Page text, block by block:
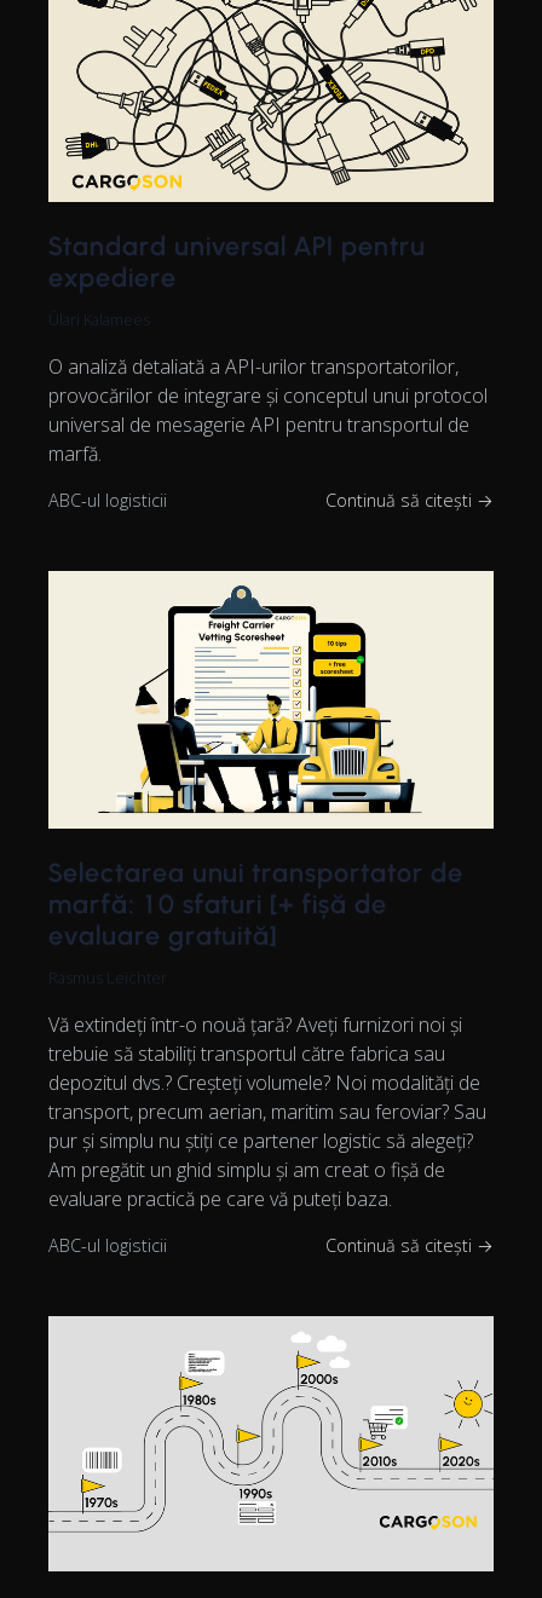
Standard universal API pentru
expediere
Ülari Kalamees
O analiză detaliată a API-urilor transportatorilor,
provocărilor de integrare și conceptul unui protocol
universal de mesagerie API pentru transportul de
marfă.
ABC-ul logisticii Continuă să citești →
Selectarea unui transportator de
marfă: 10 sfaturi [+ fișă de
evaluare gratuită]
Rasmus Leichter
Vă extindeți într-o nouă țară? Aveți furnizori noi și
trebuie să stabiliți transportul către fabrica sau
depozitul dvs.? Creșteți volumele? Noi modalități de
transport, precum aerian, maritim sau feroviar? Sau
pur și simplu nu știți ce partener logistic să alegeți?
Am pregătit un ghid simplu și am creat o fișă de
evaluare practică pe care vă puteți baza.
ABC-ul logisticii Continuă să citești →